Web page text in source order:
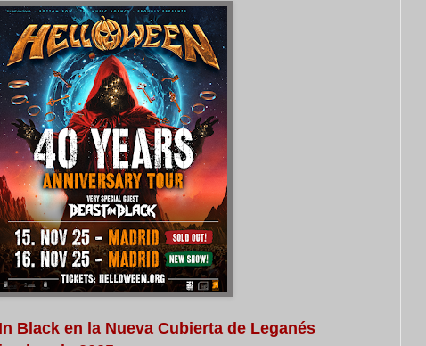
Black en la Nueva Cubierta de Leganés